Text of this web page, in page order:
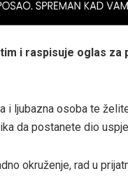
i raspisuje oglas za
i ljubazna osoba te
da postanete dio
okruženje, rad u